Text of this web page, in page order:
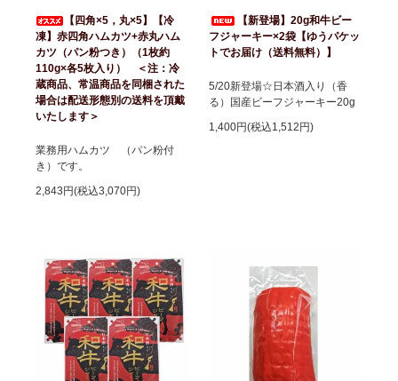
【四角×5，丸×5】【冷
凍】赤四角ハムカツ+赤丸ハム
カツ（パン粉つき）（1枚約
110g×各5枚入り） ＜注：冷
蔵商品、常温商品を同梱された
場合は配送形態別の送料を頂戴
いたします＞
業務用ハムカツ （パン粉付
き）です。
2,843円(税込3,070円)
【新登場】20g和牛ビー
フジャーキー×2袋【ゆうパケッ
トでお届け（送料無料）】
5/20新登場☆日本酒入り（香
る）国産ビーフジャーキー20g
1,400円(税込1,512円)